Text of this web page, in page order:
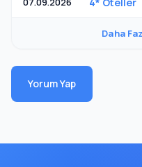
Daha
Yorum Yap